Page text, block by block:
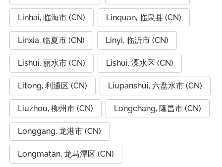
Linhai, 临海市 (CN) Linquan, 临泉县 (CN)
Linxia, 临夏市 (CN) Linyi, 临沂市 (CN)
Lishui, 丽水市 (CN) Lishui, 溧水区 (CN)
Litong, 利通区 (CN) Liupanshui, 六盘水市 (CN)
Liuzhou, 柳州市 (CN) Longchang, 隆昌市 (CN)
Longgang, 龙港市 (CN)
Longmatan, 龙马潭区 (CN)